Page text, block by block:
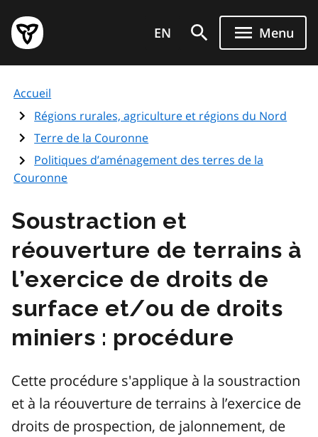
au
contenu
principal
Page
d'accueil
de
l'Ontario
EN Menu
Accueil
Régions rurales, agriculture et régions du Nord
Terre de la Couronne
Politiques d’aménagement des terres de la
Couronne
Soustraction et
réouverture de terrains à
l’exercice de droits de
surface et/ou de droits
miniers : procédure
Cette procédure s'applique à la soustraction
et à la réouverture de terrains à l’exercice de
droits de prospection, de jalonnement, de